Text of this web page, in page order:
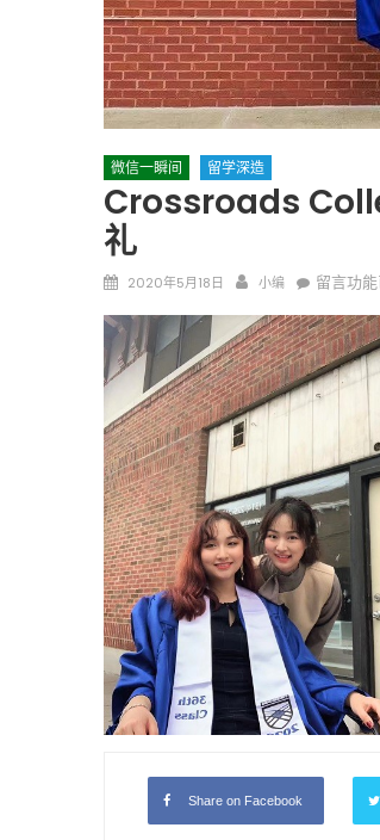
微信一瞬间 留学深造
Crossroads
礼
Posted
2020年5月18日 Author
小编
在
College
School
的
2020
毕
业
典
礼〉
中
留言功
Share on Facebook
Lu Team 卢长志
免
条
9点